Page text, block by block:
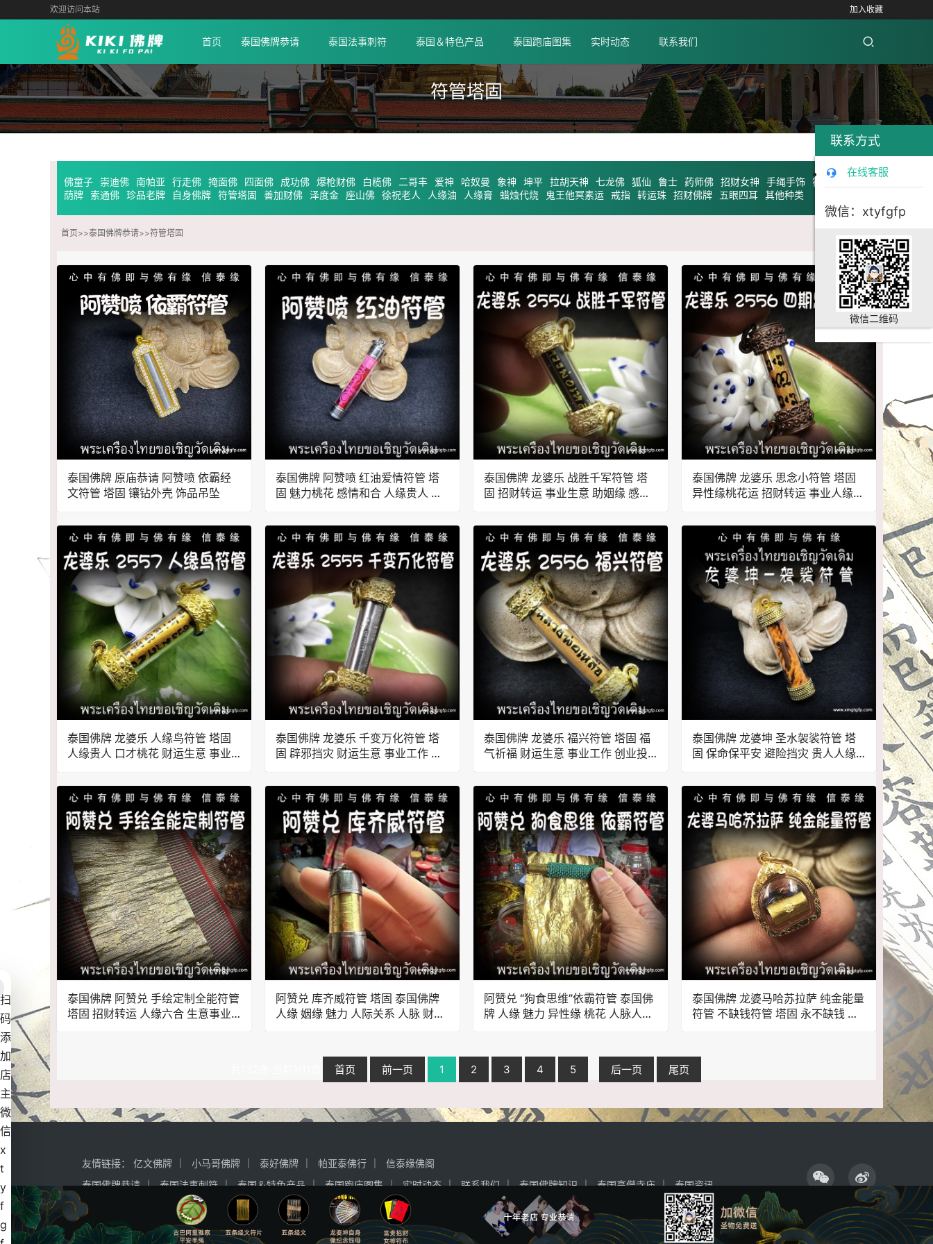
欢迎访问本站 加入收藏
首页 泰国佛牌恭请 泰国法事刺符 泰国＆特色产品 泰国跑庙图集 实时动态 联系我们
符管塔固
佛童子 崇迪佛 南帕亚 行走佛 掩面佛 四面佛 成功佛 爆枪财佛 白榄佛 二哥丰 爱神 哈奴曼 象神 坤平 拉胡天神 七龙佛 狐仙 鲁士 药师佛 招财女神 手绳手饰 符布
荫牌
索通佛 珍品老牌 自身佛牌 符管塔固 善加财佛 泽度金 座山佛 徐祝老人 人缘油 人缘膏 蜡烛代烧 鬼王他冥素运 戒指 转运珠 招财佛牌 五眼四耳 其他种类
首页>>泰国佛牌恭请>>符管塔固
泰国佛牌 原庙恭请 阿赞喷 依霸经
文符管 塔固 镶钻外壳 饰品吊坠
泰国佛牌 阿赞喷 红油爱情符管 塔
固 魅力桃花 感情和合 人缘贵人 财
泰国佛牌 龙婆乐 战胜千军符管 塔
固 招财转运 事业生意 助姻缘 感情
泰国佛牌 龙婆乐 思念小符管 塔固
异性缘桃花运 招财转运 事业人缘
泰国佛牌 龙婆乐 人缘鸟符管 塔固
人缘贵人 口才桃花 财运生意 事业
泰国佛牌 龙婆乐 千变万化符管 塔
固 辟邪挡灾 财运生意 事业工作 创
泰国佛牌 龙婆乐 福兴符管 塔固 福
气祈福 财运生意 事业工作 创业投
泰国佛牌 龙婆坤 圣水袈裟符管 塔
固 保命保平安 避险挡灾 贵人人缘
泰国佛牌 阿赞兑 手绘定制全能符管
塔固 招财转运 人缘六合 生意事业
阿赞兑 库齐威符管 塔固 泰国佛牌
人缘 姻缘 魅力 人际关系 人脉 财运
阿赞兑 “狗食思维”依霸符管 泰国佛
牌 人缘 魅力 异性缘 桃花 人脉人际
泰国佛牌 龙婆马哈苏拉萨 纯金能量
符管 不缺钱符管 塔固 永不缺钱 人
首页 前一页 1 2 3 4 5 后一页 尾页
友情链接： 亿文佛牌 小马哥佛牌 泰好佛牌 帕亚泰佛行
信泰缘佛阁
泰国佛牌恭请
泰国法事刺符 泰国＆特色产品 泰国跑庙图集 实时动态 联系我们 泰国佛牌知识 泰国高僧寺庙
泰国资讯
Copyright © 2018-2022 KIKI佛牌 All Rights Reserved.
备案号：赣ICP备2022006539号-5 京公网安备 11011202003813号
联系方式
在线客服
微信：xtyfgfp
微信二维码
扫
码
添
加
店
主
微
信
x
t
y
f
g